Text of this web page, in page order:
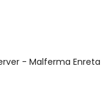
- Malferma Enreta